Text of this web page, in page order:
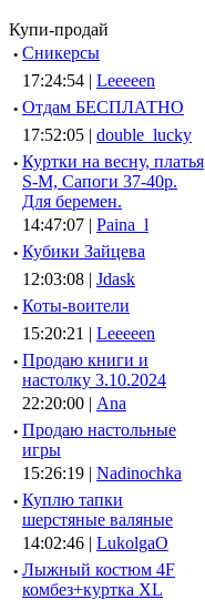
Купи-продай
· Сникерсы
17:24:54 | Leeeeen
· Отдам БЕСПЛАТНО
17:52:05 | double_lucky
· Куртки на весну, платья
S-M, Сапоги 37-40р.
Для беремен.
14:47:07 | Paina_l
· Кубики Зайцева
12:03:08 | Jdask
· Коты-воители
15:20:21 | Leeeeen
· Продаю книги и
настолку 3.10.2024
22:20:00 | Ana
· Продаю настольные
игры
15:26:19 | Nadinochka
· Куплю тапки
шерстяные валяные
14:02:46 | LukolgaO
· Лыжный костюм 4F
комбез+куртка XL